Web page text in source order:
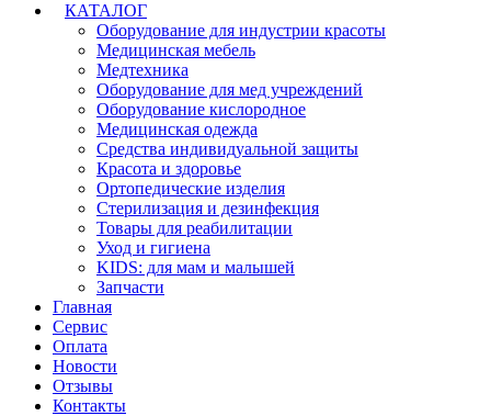
КАТАЛОГ
Оборудование для индустрии красоты
Медицинская мебель
Медтехника
Оборудование для мед учреждений
Оборудование кислородное
Медицинская одежда
Средства индивидуальной защиты
Красота и здоровье
Ортопедические изделия
Стерилизация и дезинфекция
Товары для реабилитации
Уход и гигиена
KIDS: для мам и малышей
Запчасти
Главная
Сервис
Оплата
Новости
Отзывы
Контакты